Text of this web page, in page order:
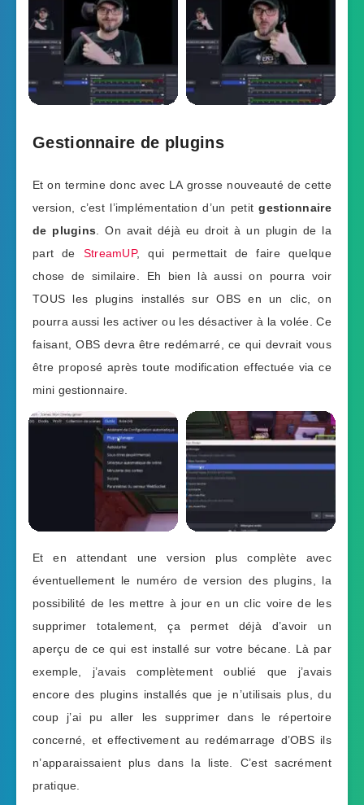
Gestionnaire de plugins
Et on termine donc avec LA grosse nouveauté de cette
version, c’est l’implémentation d’un petitgestionnaire
de plugins . On avait déjà eu droit à un plugin de la
part de StreamUP, qui permettait de faire quelque
chose de similaire. Eh bien là aussi on pourra voir
TOUS les plugins installés sur OBS en un clic, on
pourra aussi les activer ou les désactiver à la volée. Ce
faisant, OBS devra être redémarré, ce qui devrait vous
être proposé après toute modification effectuée via ce
mini gestionnaire.
Et en attendant une version plus complète avec
éventuellement le numéro de version des plugins, la
possibilité de les mettre à jour en un clic voire de les
supprimer totalement, ça permet déjà d’avoir un
aperçu de ce qui est installé sur votre bécane. Là par
exemple, j’avais complètement oublié que j’avais
encore des plugins installés que je n’utilisais plus, du
coup j’ai pu aller les supprimer dans le répertoire
concerné, et effectivement au redémarrage d’OBS ils
n’apparaissaient plus dans la liste. C’est sacrément
pratique.